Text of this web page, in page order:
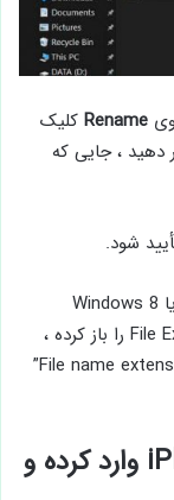
Rename کلیک
دهید ، جایی که
شود.
نمی توانید پسوندهای فایل را درWindows 10 یا Windows 8
کامپیوترخود ببینید یا آن راتغییر دهید؟ File Explorer را باز کرده ،
روی برگه “View” در بالا کلیک کنید و کادر “File name extensions”
مرحله 5- Ringtone را به iPhone وارد کرده و